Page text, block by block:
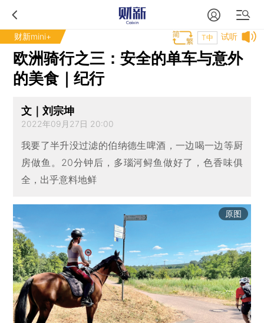
财新mini+ 试听
T中
欧洲骑行之三：安全的单车与意外
的美食｜纪行
文｜刘宗坤
2022年09月27日 20:00
我要了半升没过滤的伯纳德生啤酒，一边喝一边等厨
房做鱼。20分钟后，多瑙河鲟鱼做好了，色香味俱
全，出乎意料地鲜
原图